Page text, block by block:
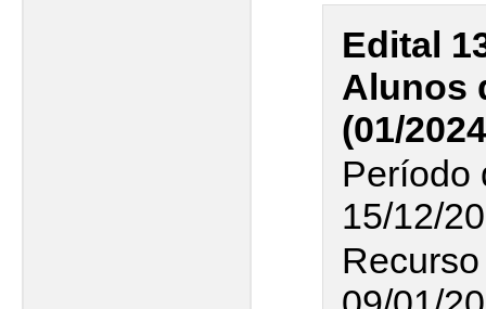
Edital
Alunos
(01/
Período
15/12/